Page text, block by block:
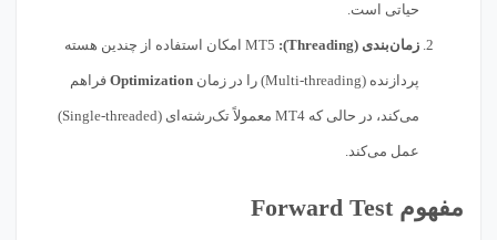
حیاتی است.
زمان‌بندی (Threading): MT5 امکان استفاده از چندین هسته
پردازنده (Multi-threading) را در زمان Optimization فراهم
می‌کند، در حالی که MT4 معمولاً تک‌رشته‌ای (Single-threaded)
عمل می‌کند.
مفهوم Forward Test